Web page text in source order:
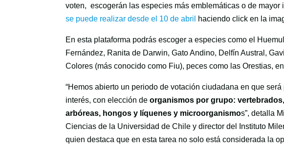
voten, escogerán las especies más emblemáticas o de mayor
se puede realizar desde el 10 de abril
haciendo click en la
En esta plataforma podrás escoger a especies como el
Fernández, Ranita de Darwin, Gato Andino, Delfín Austral,
Colores (más conocido como Fiu), peces como las Orestias,
“Hemos abierto un periodo de votación ciudadana en que
interés, con elección de organismos por grupo:
arbóreas, hongos y líquenes y microorganismos”, detalla
Ciencias de la Universidad de Chile y director del Instituto
quien destaca que en esta tarea no solo está considerada la